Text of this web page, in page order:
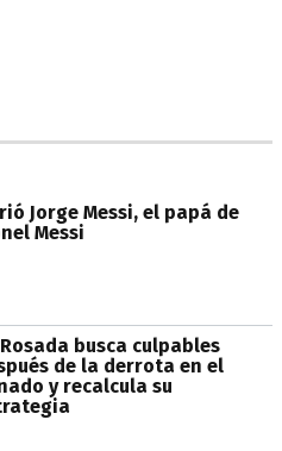
Jorge Messi, el papá de
Messi
busca culpables
de la derrota en el
y recalcula su